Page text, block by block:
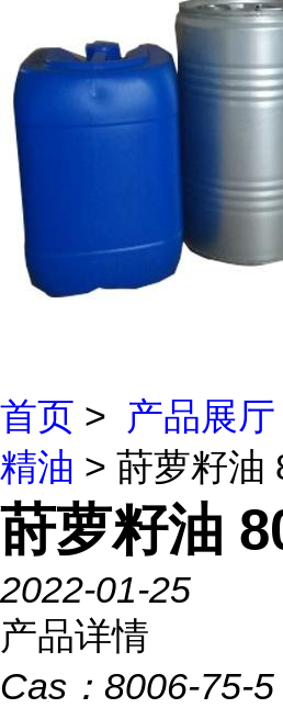
首页 > 产品展厅
精油 > 莳萝籽油
莳萝籽油
2022-01-25
产品详情
Cas： 8006-75-5